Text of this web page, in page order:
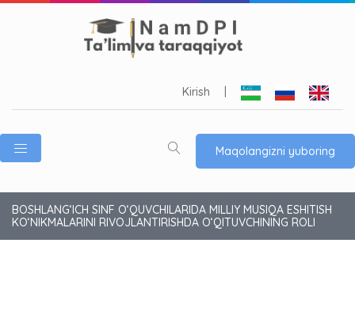
Kirish
Maqolangizni yuboring
BOSHLANG‘ICH SINF O‘QUVCHILARIDA MILLIY MUSIQA ESHITISH
KO‘NIKMALARINI RIVOJLANTIRISHDA O‘QITUVCHINING ROLI